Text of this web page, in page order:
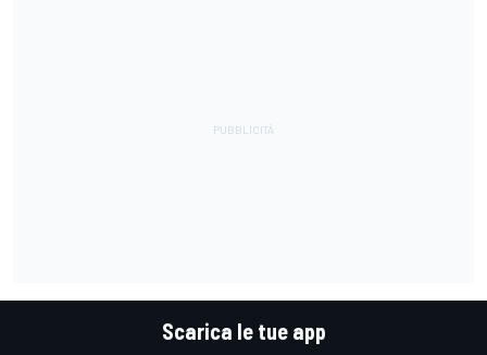
Scarica le tue app